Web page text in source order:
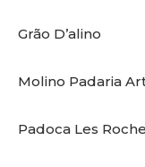
Grão D’alino
Molino Padaria
Padoca Les